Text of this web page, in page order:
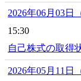
2026年06月03日
15:30
自己株式の取得
2026年05月11日